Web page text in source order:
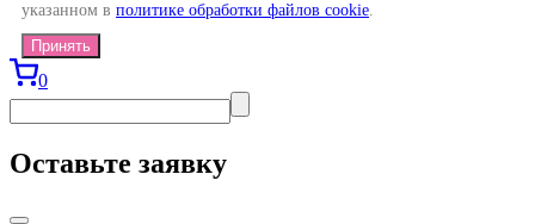
указанном в политике обработки файлов cookie.
Принять
0
Оставьте заявку